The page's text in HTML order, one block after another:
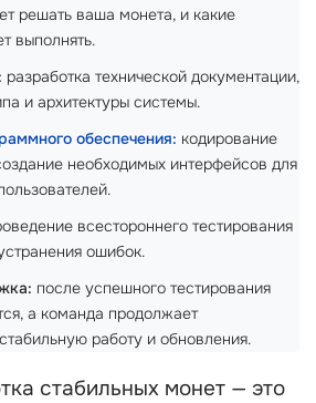
решать ваша монета, и какие
выполнять.
разработка технической документации,
и архитектуры системы.
обеспечения: кодирование
необходимых интерфейсов для
всестороннего тестирования
ошибок.
после успешного тестирования
а команда продолжает
работу и обновления.
стабильных монет — это